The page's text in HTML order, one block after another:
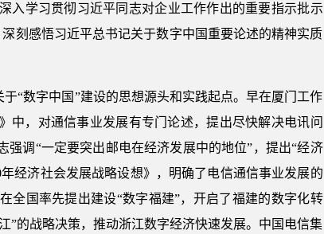
入学习贯彻习近平同志对企业工作作出的重要指示批示
刻感悟习近平总书记关于数字中国重要论述的精神实质
“数字中国”建设的思想源头和实践起点。早在厦门工作
中，对通信事业发展有专门论述，提出尽快解决电讯问
调“一定要突出邮电在经济发展中的地位”，提出“经济
经济社会发展战略设想》，明确了电信通信事业发展的
全国率先提出建设“数字福建”，开启了福建的数字化转
”的战略决策，推动浙江数字经济快速发展。中国电信集